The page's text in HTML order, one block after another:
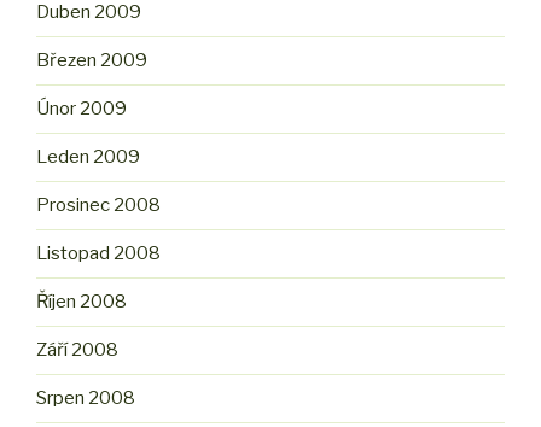
Duben 2009
Březen 2009
Únor 2009
Leden 2009
Prosinec 2008
Listopad 2008
Říjen 2008
Září 2008
Srpen 2008